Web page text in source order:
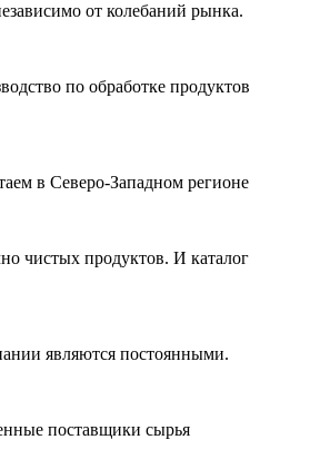
от колебаний рынка.
по обработке продуктов
в Северо-Западном регионе
чистых продуктов. И каталог
являются постоянными.
поставщики сырья